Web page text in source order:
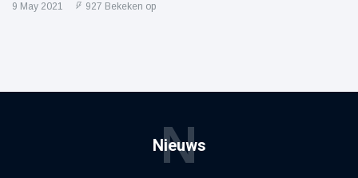
9 May 2021 927 Bekeken op
Nieuws
N